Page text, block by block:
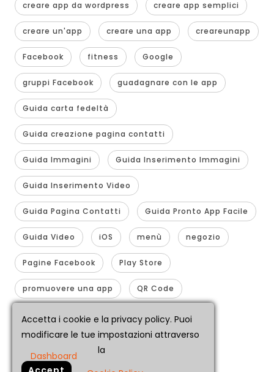
Accetta i cookie e la privacy policy. Puoi
modificare le tue impostazioni attraverso
la
Dashboard
creare app da wordpress creare app semplici
creare un'app creare una app creareunapp
Facebook fitness Google
gruppi Facebook guadagnare con le app
Guida carta fedeltà
Guida creazione pagina contatti
Guida Immagini Guida Inserimento Immagini
Guida Inserimento Video
Guida Pagina Contatti Guida Pronto App Facile
Guida Video iOS menù negozio
Pagine Facebook Play Store
promuovere una app QR Code
realizzare app smartphone
traformare sito in app youtube 360